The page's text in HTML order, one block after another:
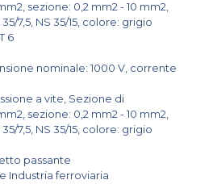
sezione: 0,2 mm2 - 10 mm2,
7,5, NS 35/15, colore: grigio
6
nominale: 1000 V, corrente
a vite, Sezione di
sezione: 0,2 mm2 - 10 mm2,
7,5, NS 35/15, colore: grigio
passante
Industria ferroviaria